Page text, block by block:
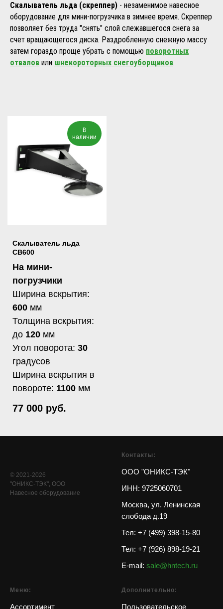
Скалыватель льда (скреппер) - незаменимое навесное
оборудование для мини-погрузчика в зимнее время. Скреппер
позволяет без труда "снять" слой слежавшегося снега за
счет вращающегося диска. Раздробленную снежную массу
затем гораздо проще убрать с помощью поворотных
отвалов или шнекороторных снегоуборщиков.
В
наличии
Скалыватель льда
CB600
На мини-
погрузчики
Ширина вскрытия:
600 мм
Толщина вскрытия:
до 120 мм
Угол поворота: 30
градусов
Ширина вскрытия в
повороте: 1100 мм
77 000 руб.
© 2021-2026
"ОНИКС-ТЭК", ООО
Навесное оборудование
Контакты:
ООО "ОНИКС-ТЭК"
ИНН: 9725060701
Москва, ул. Ленинская
слобода д.19
Тел: +7 (499) 398-15-80
Тел: +7 (926) 898-19-21
E-mail: sale@hntech.ru
Меню:
Ассортимент
Дополнительно:
Пользовательское